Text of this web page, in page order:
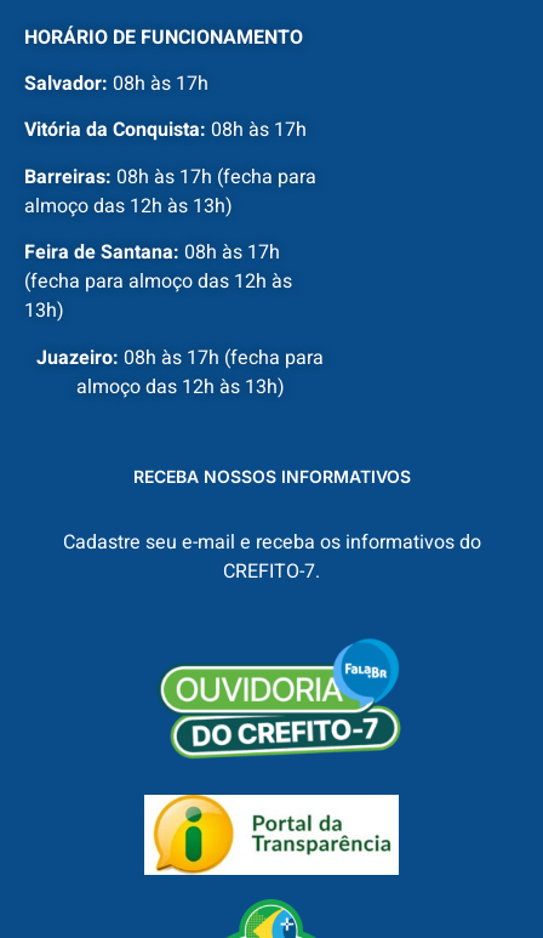
HORÁRIO DE FUNCIONAMENTO
Salvador: 08h às 17h
Vitória da Conquista: 08h às 17h
Barreiras: 08h às 17h (fecha para
almoço das 12h às 13h)
Feira de Santana: 08h às 17h
(fecha para almoço das 12h às
13h)
Juazeiro: 08h às 17h (fecha para
almoço das 12h às 13h)
RECEBA NOSSOS INFORMATIVOS
Cadastre seu e-mail e receba os informativos do
CREFITO-7.